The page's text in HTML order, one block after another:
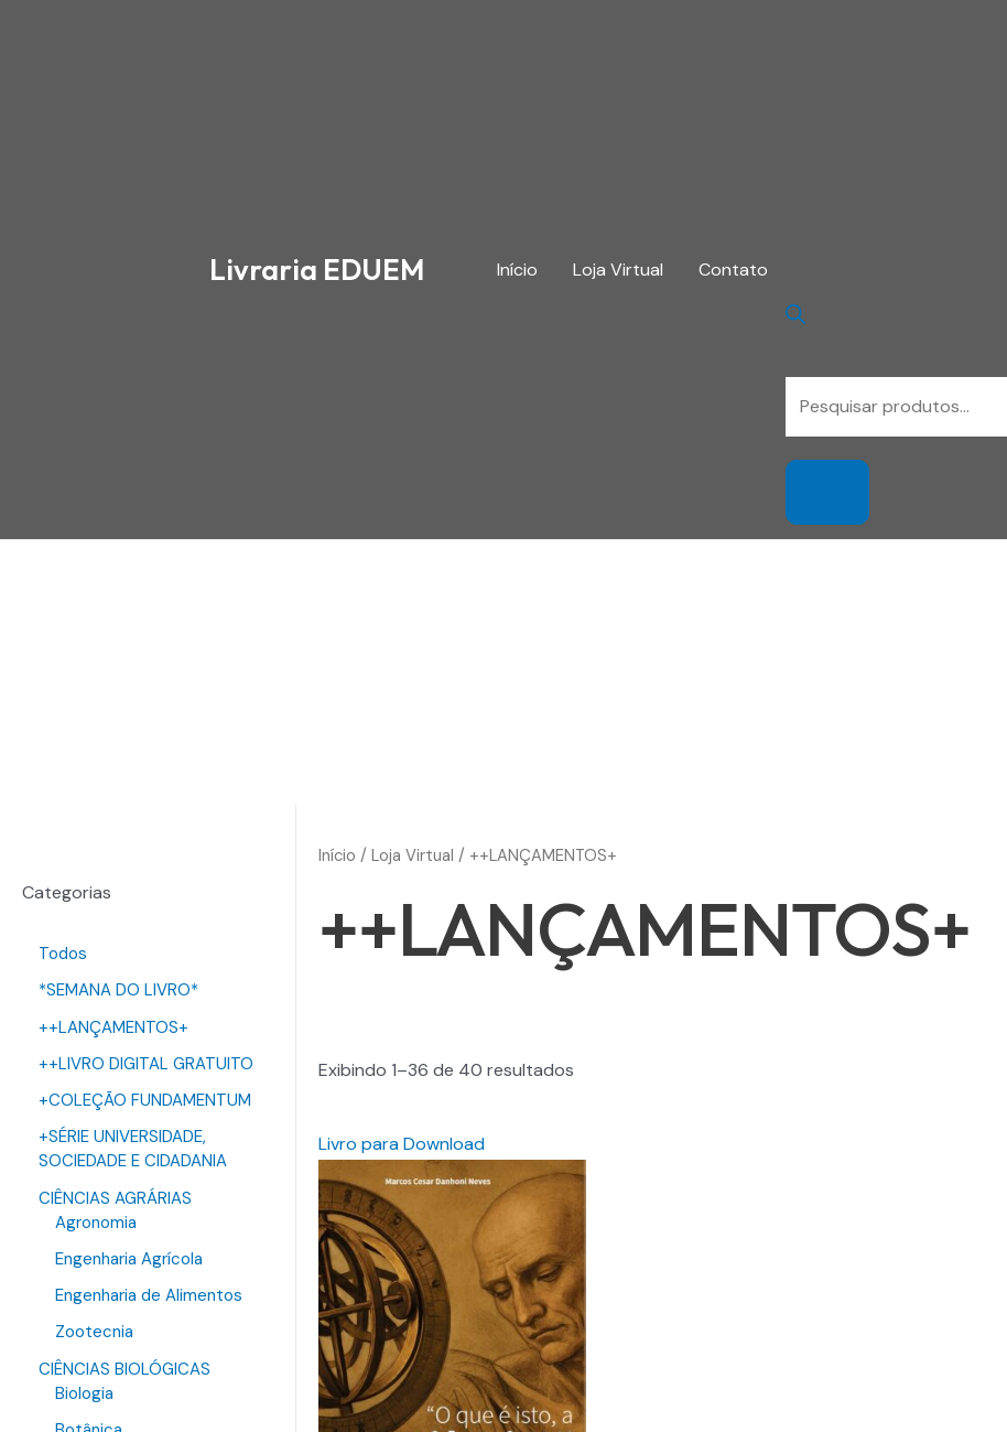
Livraria EDUEM Início Loja Virtual Contato
Pesquisar
Categorias
Todos
*SEMANA DO LIVRO*
++LANÇAMENTOS+
++LIVRO DIGITAL GRATUITO
+COLEÇÃO FUNDAMENTUM
+SÉRIE UNIVERSIDADE,
SOCIEDADE E CIDADANIA
CIÊNCIAS AGRÁRIAS
Agronomia
Engenharia Agrícola
Engenharia de Alimentos
Zootecnia
CIÊNCIAS BIOLÓGICAS
Biologia
Início / Loja Virtual / ++LANÇAMENTOS+
++LANÇAMENTOS+
Exibindo 1–36 de 40 resultados
Livro para Download